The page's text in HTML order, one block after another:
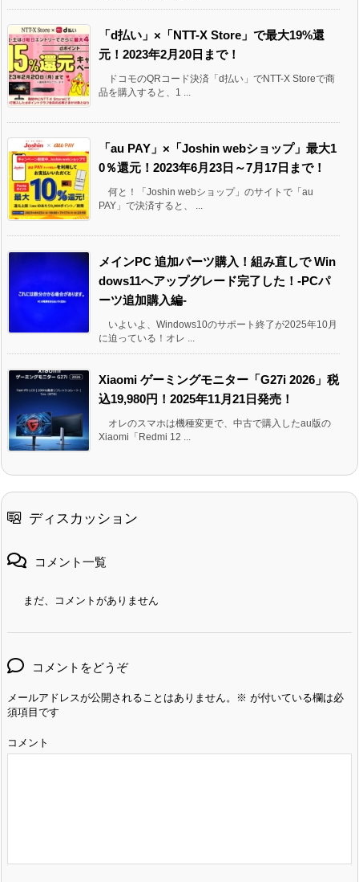
「d払い」×「NTT-X Store」で最大19%還
元！2023年2月20日まで！
ドコモのQRコード決済「d払い」でNTT-X Storeで商
品を購入すると、1 ...
「au PAY」×「Joshin webショップ」最大1
0％還元！2023年6月23日～7月17日まで！
何と！「Joshin webショップ」のサイトで「au
PAY」で決済すると、 ...
メインPC 追加パーツ購入！組み直しで Win
dows11へアップグレード完了した！-PCパ
ーツ追加購入編-
いよいよ、Windows10のサポート終了が2025年10月
に迫っている！オレ ...
Xiaomi ゲーミングモニター「G27i 2026」税
込19,980円！2025年11月21日発売！
オレのスマホは機種変更で、中古で購入したau版の
Xiaomi「Redmi 12 ...
ディスカッション
コメント一覧
まだ、コメントがありません
コメントをどうぞ
メールアドレスが公開されることはありません。 ※ が付いている欄は必
須項目です
コメント